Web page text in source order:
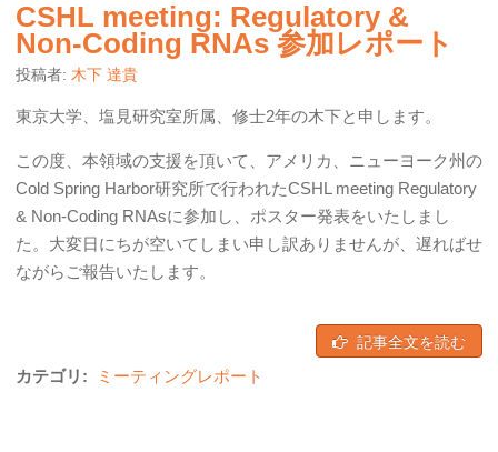
CSHL meeting: Regulatory &
Non-Coding RNAs 参加レポート
投稿者: 木下 達貴
東京大学、塩見研究室所属、修士2年の木下と申します。
この度、本領域の支援を頂いて、アメリカ、ニューヨーク州の
Cold Spring Harbor研究所で行われたCSHL meeting Regulatory
& Non-Coding RNAsに参加し、ポスター発表をいたしまし
た。大変日にちが空いてしまい申し訳ありませんが、遅ればせ
ながらご報告いたします。
記事全文を読む
カテゴリ: ミーティングレポート